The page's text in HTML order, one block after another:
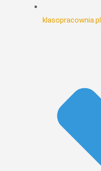
klasopracownia.pl